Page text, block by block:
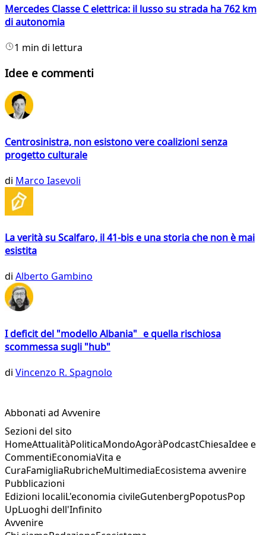
Mercedes Classe C elettrica: il lusso su strada ha 762 km
di autonomia
1 min di lettura
Idee e commenti
Centrosinistra, non esistono vere coalizioni senza
progetto culturale
di Marco Iasevoli
La verità su Scalfaro, il 41-bis e una storia che non è mai
esistita
di Alberto Gambino
I deficit del "modello Albania" e quella rischiosa
scommessa sugli "hub"
di Vincenzo R. Spagnolo
Abbonati ad Avvenire
Sezioni del sito
HomeAttualitàPoliticaMondoAgoràPodcastChiesaIdee e
CommentiEconomiaVita e
CuraFamigliaRubricheMultimediaEcosistema avvenire
Pubblicazioni
Edizioni localiL'economia civileGutenbergPopotusPop
UpLuoghi dell'Infinito
Avvenire